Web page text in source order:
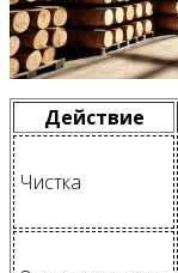
Действие
Чистка